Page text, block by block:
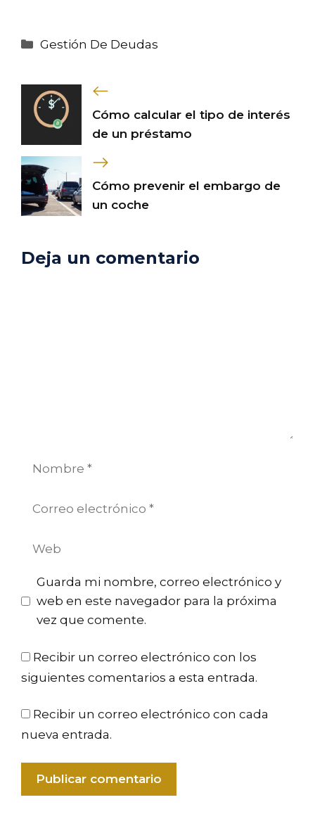
Categorías
Gestión De Deudas
Cómo calcular el tipo de interés
de un préstamo
Cómo prevenir el embargo de
un coche
Deja un comentario
Nombre
Correo
Web
Guarda mi nombre, correo electrónico y
web en este navegador para la próxima
vez que comente.
Recibir un correo electrónico con los
siguientes comentarios a esta entrada.
Recibir un correo electrónico con cada
nueva entrada.